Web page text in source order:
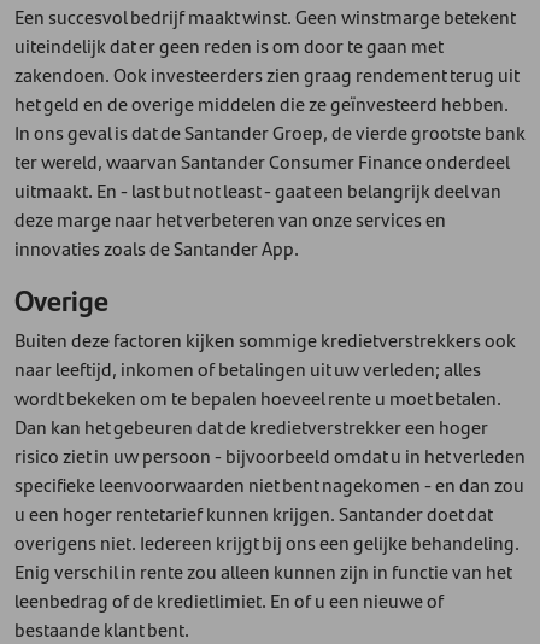
Een succesvol bedrijf maakt winst. Geen winstmarge betekent
uiteindelijk dat er geen reden is om door te gaan met
zakendoen. Ook investeerders zien graag rendement terug uit
het geld en de overige middelen die ze geïnvesteerd hebben.
In ons geval is dat de Santander Groep, de vierde grootste bank
ter wereld, waarvan Santander Consumer Finance onderdeel
uitmaakt. En - last but not least - gaat een belangrijk deel van
deze marge naar het verbeteren van onze services en
innovaties zoals de Santander App.
Overige
Buiten deze factoren kijken sommige kredietverstrekkers ook
naar leeftijd, inkomen of betalingen uit uw verleden; alles
wordt bekeken om te bepalen hoeveel rente u moet betalen.
Dan kan het gebeuren dat de kredietverstrekker een hoger
risico ziet in uw persoon - bijvoorbeeld omdat u in het verleden
specifieke leenvoorwaarden niet bent nagekomen - en dan zou
u een hoger rentetarief kunnen krijgen. Santander doet dat
overigens niet. Iedereen krijgt bij ons een gelijke behandeling.
Enig verschil in rente zou alleen kunnen zijn in functie van het
leenbedrag of de kredietlimiet. En of u een nieuwe of
bestaande klant bent.